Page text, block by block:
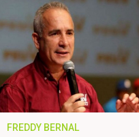
FREDDY BERNAL